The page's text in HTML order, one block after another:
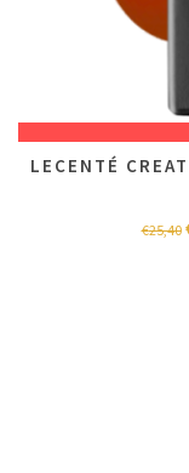
LECENTÉ
€25,40